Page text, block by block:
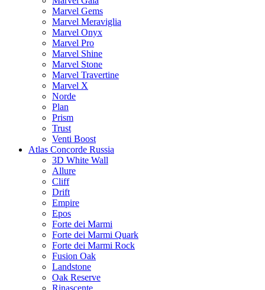
Marvel Gems
Marvel Meraviglia
Marvel Onyx
Marvel Pro
Marvel Shine
Marvel Stone
Marvel Travertine
Marvel X
Norde
Plan
Prism
Trust
Venti Boost
Atlas Concorde Russia
3D White Wall
Allure
Cliff
Drift
Empire
Epos
Forte dei Marmi
Forte dei Marmi Quark
Forte dei Marmi Rock
Fusion Oak
Landstone
Oak Reserve
Rinascente